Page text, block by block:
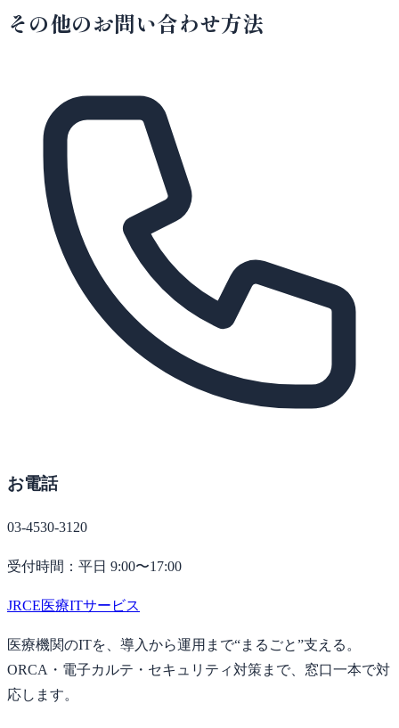
その他のお問い合わせ方法
お電話
03-4530-3120
受付時間：平日 9:00〜17:00
JRCE医療ITサービス
医療機関のITを、導入から運用まで“まるごと”支える。
ORCA・電子カルテ・セキュリティ対策まで、窓口一本で対
応します。